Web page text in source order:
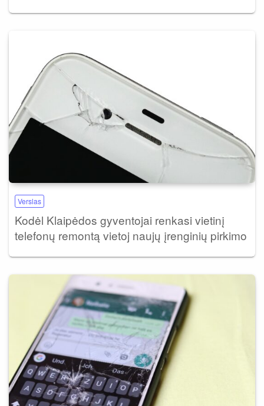
Verslas
Kodėl Klaipėdos gyventojai renkasi vietinį
telefonų remontą vietoj naujų įrenginių pirkimo